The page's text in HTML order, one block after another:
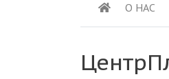
О НАС